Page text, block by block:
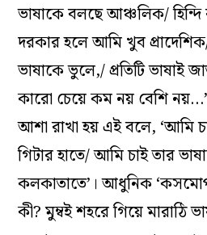
ভাষাকে বলছে আঞ্চলিক/ হিন্দি
দরকার হলে আমি খুব প্রাদেশিক/
ভাষাকে ভুলে,/ প্রতিটি ভাষাই
কারো চেয়ে কম নয় বেশি
আশা রাখা হয় এই বলে, ‘আমি
গিটার হাতে/ আমি চাই তার
কলকাতাতে’। আধুনিক
কী? মুম্বই শহরে গিয়ে মারাঠি